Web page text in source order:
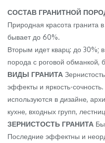
СОСТАВ ГРАНИТНОЙ
Природная красота гранита
бывает до 60%.
Вторым идет кварц: до 30%;
порода с роговой обманкой,
ВИДЫ ГРАНИТА
эффекты и яркость-
используются в дизайне,
кухне, входных групп,
ЗЕРНИСТОСТЬ ГРАНИТА
Последние эффектны и